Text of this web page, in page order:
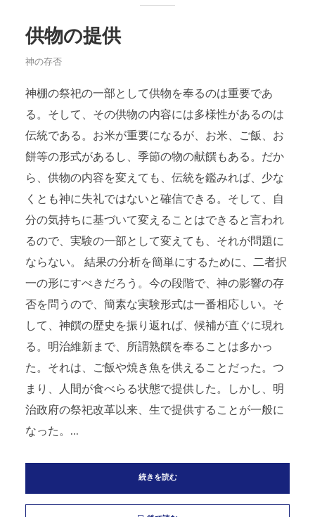
供物の提供
神の存否
神棚の祭祀の一部として供物を奉るのは重要であ
る。そして、その供物の内容には多様性があるのは
伝統である。お米が重要になるが、お米、ご飯、お
餅等の形式があるし、季節の物の献饌もある。だか
ら、供物の内容を変えても、伝統を鑑みれば、少な
くとも神に失礼ではないと確信できる。そして、自
分の気持ちに基づいて変えることはできると言われ
るので、実験の一部として変えても、それが問題に
ならない。 結果の分析を簡単にするために、二者択
一の形にすべきだろう。今の段階で、神の影響の存
否を問うので、簡素な実験形式は一番相応しい。そ
して、神饌の歴史を振り返れば、候補が直ぐに現れ
る。明治維新まで、所謂熟饌を奉ることは多かっ
た。それは、ご飯や焼き魚を供えることだった。つ
まり、人間が食べらる状態で提供した。しかし、明
治政府の祭祀改革以来、生で提供することが一般に
なった。...
続きを読む